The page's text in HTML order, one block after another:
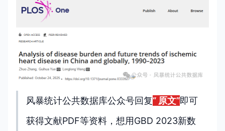
风暴统计公共数据库公众号回复“ 原文”即可
获得文献PDF等资料，想用GBD 2023新数